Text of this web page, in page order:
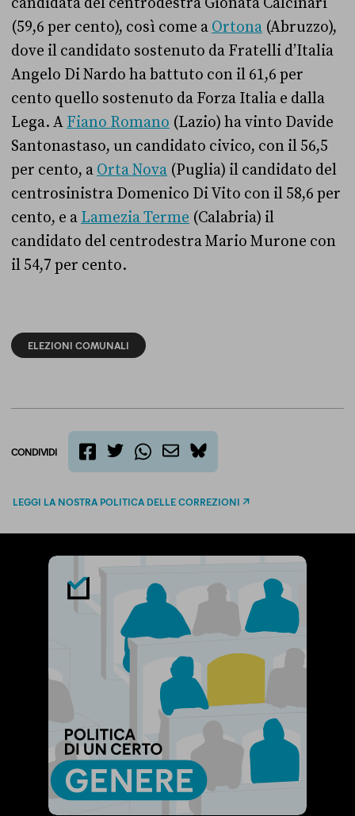
(59,6 per cento), così come a Ortona (Abruzzo),
dove il candidato sostenuto da Fratelli d’Italia
Angelo Di Nardo ha battuto con il 61,6 per
cento quello sostenuto da Forza Italia e dalla
Lega. A Fiano Romano (Lazio) ha vinto Davide
Santonastaso, un candidato civico, con il 56,5
per cento, a Orta Nova (Puglia) il candidato del
centrosinistra Domenico Di Vito con il 58,6 per
cento, e a Lamezia Terme (Calabria) il
candidato del centrodestra Mario Murone con
il 54,7 per cento.
ELEZIONI COMUNALI
CONDIVIDI
bluesky
LEGGI LA NOSTRA POLITICA DELLE CORREZIONI